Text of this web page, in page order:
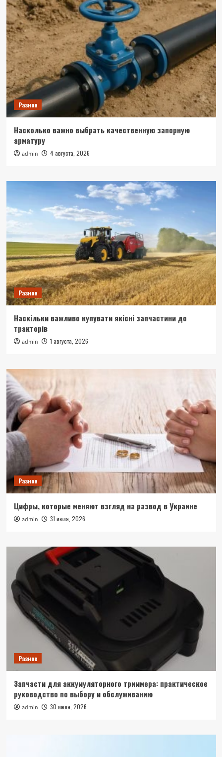
Разное
Насколько важно выбрать качественную запорную
арматуру
admin 4 августа, 2026
Разное
Наскільки важливо купувати якісні запчастини до
тракторів
admin 1 августа, 2026
Разное
Цифры, которые меняют взгляд на развод в Украине
admin 31 июля, 2026
Разное
Запчасти для аккумуляторного триммера: практическое
руководство по выбору и обслуживанию
admin 30 июля, 2026